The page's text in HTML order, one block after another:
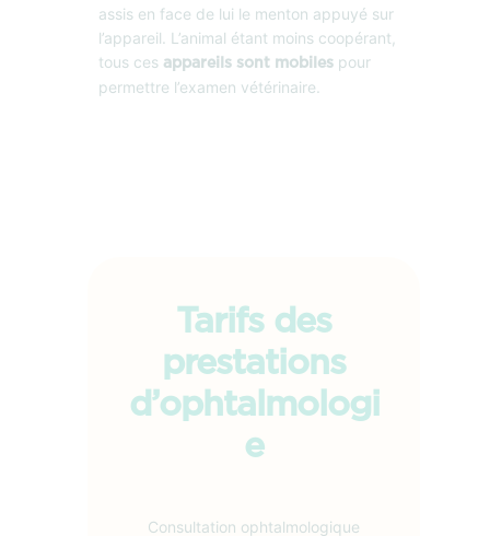
assis en face de lui le menton appuyé sur
l’appareil. L’animal étant moins coopérant,
tous ces appareils sont mobiles pour
permettre l’examen vétérinaire.
Tarifs des
prestations
d’ophtalmologi
e
Consultation ophtalmologique